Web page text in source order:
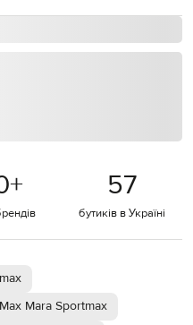
+ 57
бутиків в Україні
Mara Sportmax